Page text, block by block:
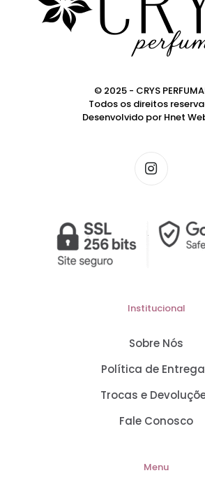
© 2025 - CRYS
Todos os direitos
Desenvolvido por Hnet
Institucional
Sobre Nós
Política de
Trocas e
Fale Conosco
Menu